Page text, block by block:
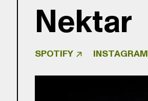
Nektar
SPOTIFY INSTAGRAM